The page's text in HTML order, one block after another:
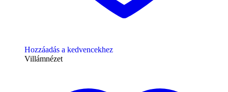
Hozzáadás a kedvencekhez
Villámnézet